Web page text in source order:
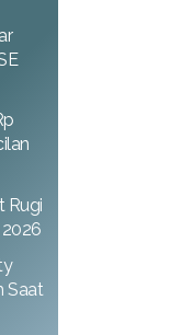
Rugi
2026
Saat